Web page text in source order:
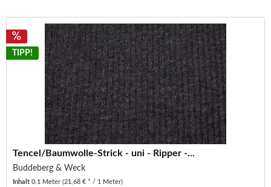
TIPP!
Tencel/Baumwolle-Strick - uni - Ripper -...
Buddeberg & Weck
Inhalt0.1 Meter(21,68 € * / 1 Meter)